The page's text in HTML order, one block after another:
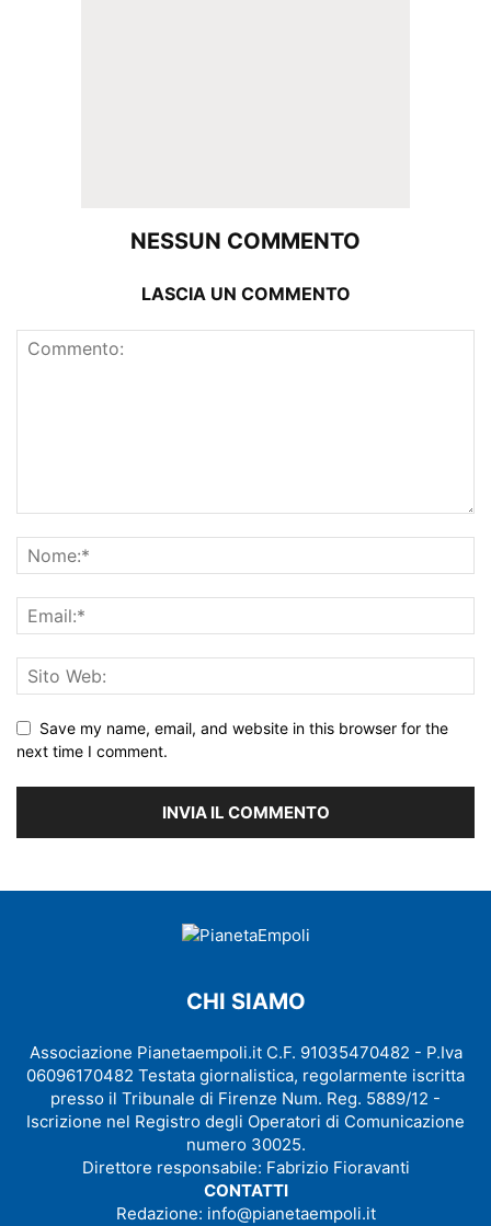
NESSUN COMMENTO
LASCIA UN COMMENTO
Save my name, email, and website in this browser for the
next time I comment.
CHI SIAMO
Associazione Pianetaempoli.it C.F. 91035470482 - P.Iva
06096170482 Testata giornalistica, regolarmente iscritta
presso il Tribunale di Firenze Num. Reg. 5889/12 -
Iscrizione nel Registro degli Operatori di Comunicazione
numero 30025.
Direttore responsabile: Fabrizio Fioravanti
CONTATTI
Redazione: info@pianetaempoli.it